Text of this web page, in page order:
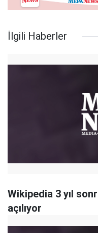
İlgili Haberler
Wikipedia 3 yıl
açılıyor